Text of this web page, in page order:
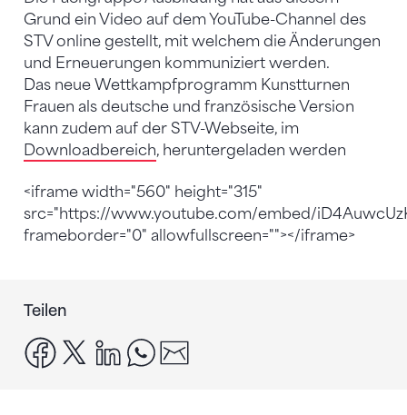
Grund ein Video auf dem YouTube-Channel des
STV online gestellt, mit welchem die Änderungen
und Erneuerungen kommuniziert werden.
Das neue Wettkampfprogramm Kunstturnen
Frauen als deutsche und französische Version
kann zudem auf der STV-Webseite, im
Downloadbereich, heruntergeladen werden
<iframe width="560" height="315"
src="https://www.youtube.com/embed/
frameborder="0" allowfullscreen=""></iframe>
Teilen
facebook
x linkedinwhatsapp